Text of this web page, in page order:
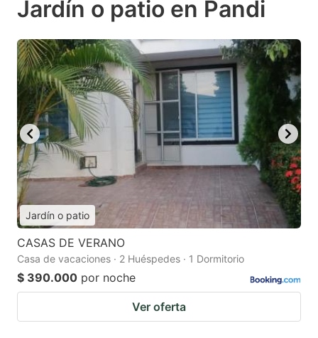
Jardín o patio en Pandi
Jardín o patio
CASAS DE VERANO
Casa de vacaciones · 2 Huéspedes · 1 Dormitorio
$ 390.000 por noche
Ver oferta